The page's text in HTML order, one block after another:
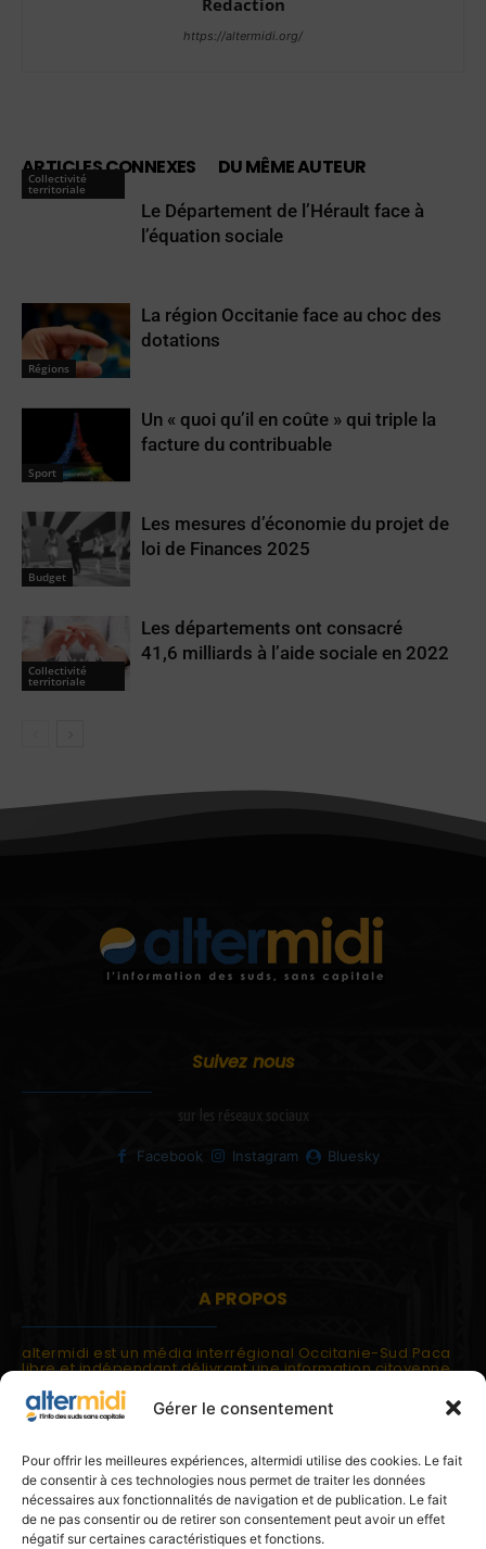
Gérer le consentement
Pour offrir les meilleures expériences, altermidi utilise des cookies. Le fait
de consentir à ces technologies nous permet de traiter les données
nécessaires aux fonctionnalités de navigation et de publication. Le fait
de ne pas consentir ou de retirer son consentement peut avoir un effet
négatif sur certaines caractéristiques et fonctions.
https://altermidi.org/
ARTICLES CONNEXES DU MÊME AUTEUR
Collectivité
territoriale
Le Département de l’Hérault face à
l’équation sociale
Régions
La région Occitanie face au choc des
dotations
Sport
Un « quoi qu’il en coûte » qui triple la
facture du contribuable
Budget
Les mesures d’économie du projet de
loi de Finances 2025
Collectivité
territoriale
Les départements ont consacré
41,6 milliards à l’aide sociale en 2022
Suivez nous
sur les réseaux sociaux
Facebook Instagram Bluesky
A PROPOS
altermidi est un média interrégional Occitanie-Sud Paca
libre et indépendant délivrant une information citoyenne
altermidi est ouvert sur les suds, la méditerranée,
l'europe.
altermidi aborde des thématiques globales évaluées à
partir des constats de terrain ou d'analyses à l'échelon
local.
altermidi c'est l'information capitale, sans capitale.